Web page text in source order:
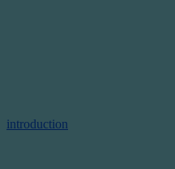
introduction